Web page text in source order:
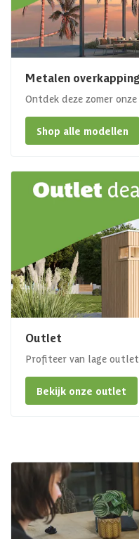
Metalen
Ontdek deze zomer
Shop alle modellen
Outlet
Profiteer van lage
Bekijk onze outlet